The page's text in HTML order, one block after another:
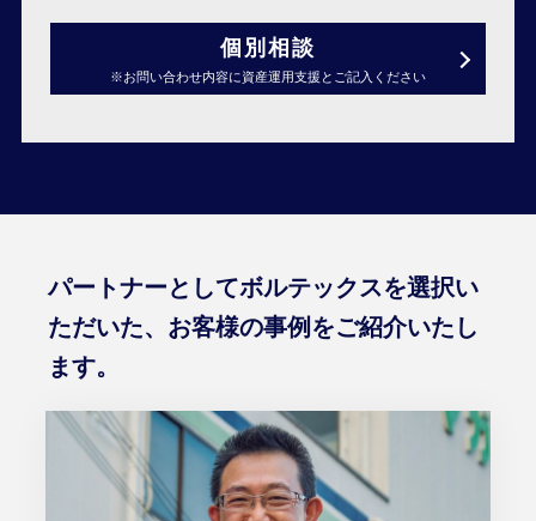
個別相談
※お問い合わせ内容に資産運用支援とご記入ください
パートナーとしてボルテックスを選択い
ただいた、 お客様の事例をご紹介いたし
ます。